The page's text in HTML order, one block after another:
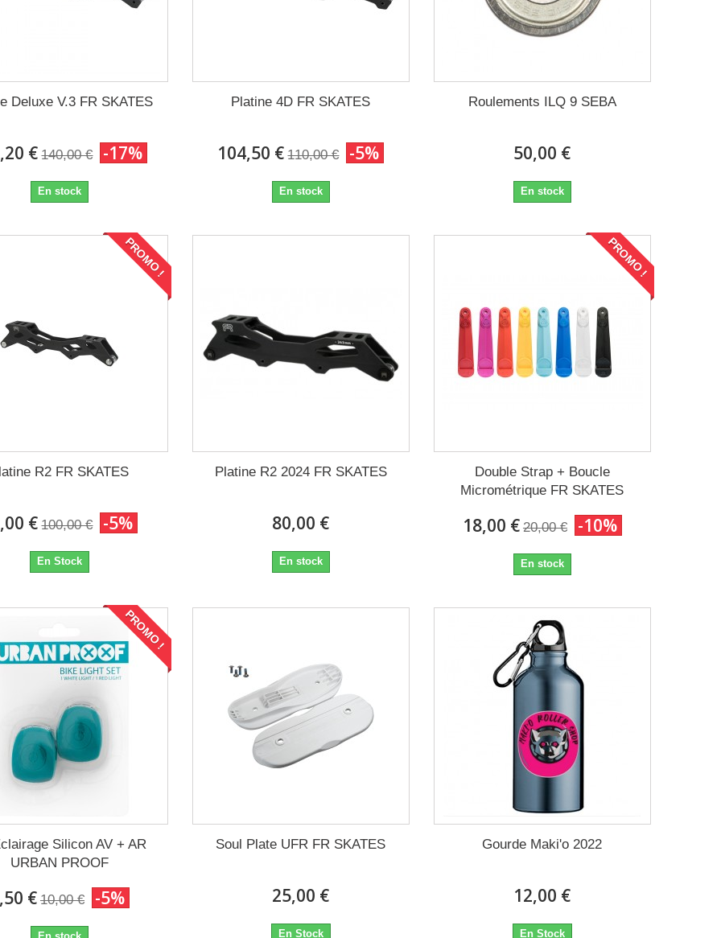
Deluxe V.3 FR SKATES
€ 140,00 € -17%
En stock
Platine 4D FR SKATES
104,50 € 110,00 € -5%
En stock
Roulements ILQ 9 SEBA
50,00 €
En stock
PROMO !
R2 FR SKATES
€ 100,00 € -5%
En Stock
Platine R2 2024 FR SKATES
80,00 €
En stock
PROMO !
Double Strap + Boucle
Micrométrique FR SKATES
18,00 € 20,00 € -10%
En stock
PROMO !
Silicon AV + AR
URBAN PROOF
€ 10,00 € -5%
Soul Plate UFR FR SKATES
25,00 €
En Stock
Gourde Maki'o 2022
12,00 €
En Stock